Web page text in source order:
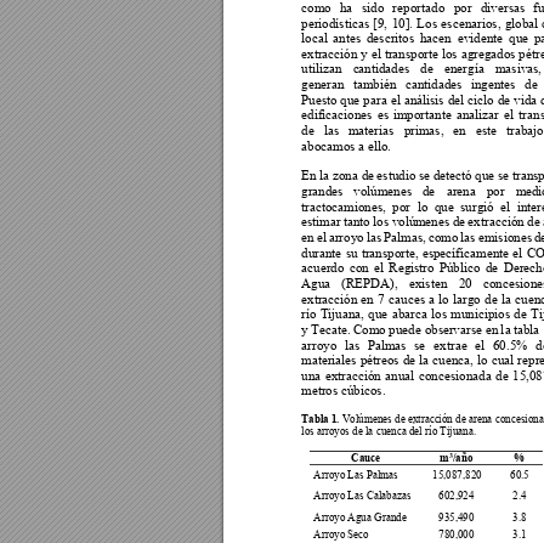
como ha sido reportado por diversas
periodísticas [9, 10]. Los escenarios, global
local antes descritos hacen evidente que
extracción y el transporte los agregados
utilizan cantidades de energía masivas,
generan también cantidades ingentes de
Puesto que para el análisis del ciclo de vida
edificaciones es importante analizar el
de las materias primas, en este
abocamos a ello.
En la zona de estudio se detectó que se
grandes
volúmenes de arena por m
tractocamiones, por lo que surgió el
estimar tanto los volúmenes de extracción de
en el arroyo las Palmas, como las emisiones
durante su transporte, específicamente el CO
acuerdo con el Registro Público de
Agua
(REPDA), existen 20
extracción en 7 cauces a lo largo de la
río Tijuana, que abarca los municipios de
y Tecate. Como puede observarse en la tabla
arroyo las Palmas se extrae el 60.5%
materiales pétreos de la cuenca, lo cual
una extracción anual concesionada de
metros cúbicos.
Tabla 1. Volúmenes de extracción de arena con
los arroyos de la cuenca del río Tijuana.
Cauce m3/año %
Arroyo Las Palmas 15,087,820
60.5
Arroyo Las Calabazas
602,924
2.4
Arroyo Agua Grande
935,490
3.8
Arroyo Seco
780,000
3.1